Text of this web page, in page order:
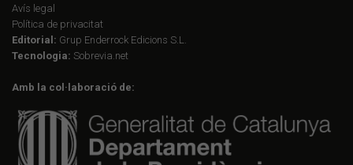
Avís legal
Política de privacitat
Editorial: Grup Enderrock Edicions S.L.
Tecnologia: Sobrevia.net
Amb la col·laboració de: